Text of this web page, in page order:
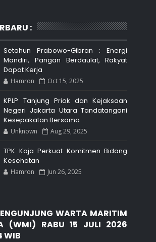
:
Setahun Prabowo-Gibran : Energi
Mandiri, Pangan Berdaulat, Rakyat
Dapat Kerja
Hamron Oct 15, 2025
KPLP Tanjung Priok dan Kejaksaan
Negeri Jakarta Utara Tandatangani
Kesepakatan Bersama
Unknown Aug 29, 2025
TPK Koja Perkuat Komitmen Bidang
Kesehatan
Hamron Jun 26, 2025
WARTA MARITIM
(WMI) RABU 15 JULI 2026
WIB